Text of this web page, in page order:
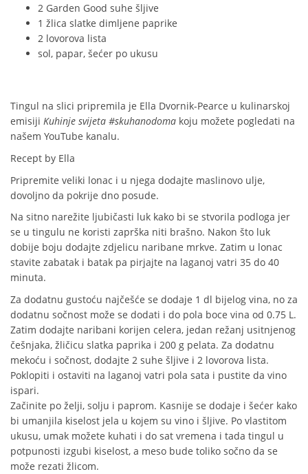
2 Garden Good suhe šljive
1 žlica slatke dimljene paprike
2 lovorova lista
sol, papar, šećer po ukusu
Tingul na slici pripremila je Ella Dvornik-Pearce u kulinarskoj
emisiji Kuhinje svijeta #skuhanodoma koju možete pogledati na
našem YouTube kanalu.
Recept by Ella
Pripremite veliki lonac i u njega dodajte maslinovo ulje,
dovoljno da pokrije dno posude.
Na sitno narežite ljubičasti luk kako bi se stvorila podloga jer
se u tingulu ne koristi zaprška niti brašno. Nakon što luk
dobije boju dodajte zdjelicu naribane mrkve. Zatim u lonac
stavite zabatak i batak pa pirjajte na laganoj vatri 35 do 40
minuta.
Za dodatnu gustoću najčešće se dodaje 1 dl bijelog vina, no za
dodatnu sočnost može se dodati i do pola boce vina od 0.75 L.
Zatim dodajte naribani korijen celera, jedan režanj usitnjenog
češnjaka, žličicu slatka paprika i 200 g pelata. Za dodatnu
mekoću i sočnost, dodajte 2 suhe šljive i 2 lovorova lista.
Poklopiti i ostaviti na laganoj vatri pola sata i pustite da vino
ispari.
Začinite po želji, solju i paprom. Kasnije se dodaje i šećer kako
bi umanjila kiselost jela u kojem su vino i šljive. Po vlastitom
ukusu, umak možete kuhati i do sat vremena i tada tingul u
potpunosti izgubi kiselost, a meso bude toliko sočno da se
može rezati žlicom.